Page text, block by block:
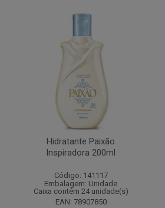
Hidratante Paixão
Inspiradora 200ml
Código: 141117
Embalagem: Unidade
Caixa contém 24 unidade(s)
EAN: 78907850